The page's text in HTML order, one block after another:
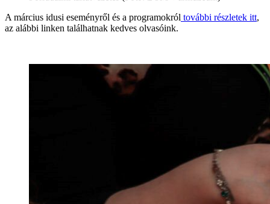
A március idusi eseményről és a programokról további részletek itt,
az alábbi linken találhatnak kedves olvasóink.